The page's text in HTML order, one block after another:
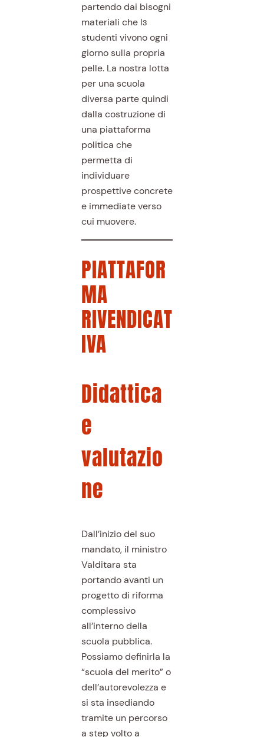
partendo dai bisogni
materiali che lɜ
studenti vivono ogni
giorno sulla propria
pelle. La nostra lotta
per una scuola
diversa parte quindi
dalla costruzione di
una piattaforma
politica che
permetta di
individuare
prospettive concrete
e immediate verso
cui muovere.
PIATTAFOR
MA
RIVENDICAT
IVA
Didattica
e
valutazio
ne
Dall’inizio del suo
mandato, il ministro
Valditara sta
portando avanti un
progetto di riforma
complessivo
all’interno della
scuola pubblica.
Possiamo definirla la
“scuola del merito” o
dell’autorevolezza e
si sta insediando
tramite un percorso
a step volto a